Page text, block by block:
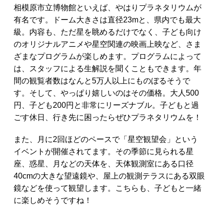
相模原市立博物館といえば、やはりプラネタリウムが
有名です。ドーム大きさは直径23mと、県内でも最大
級。内容も、ただ星を眺めるだけでなく、子ども向け
のオリジナルアニメや星空関連の映画上映など、さま
ざまなプログラムが楽しめます。プログラムによって
は、スタッフによる生解説を聞くこともできます。年
間の観覧者数はなんと5万人以上にものぼるそうで
す。そして、やっぱり嬉しいのはその価格。大人500
円、子ども200円と非常にリーズナブル。子どもと過
ごす休日、行き先に困ったらぜひプラネタリウムを！
また、月に2回ほどのペースで「星空観望会」という
イベントが開催されてます。その季節に見られる星
座、惑星、月などの天体を、天体観測室にある口径
40cmの大きな望遠鏡や、屋上の観測テラスにある双眼
鏡などを使って観望します。こちらも、子どもと一緒
に楽しめそうですね！